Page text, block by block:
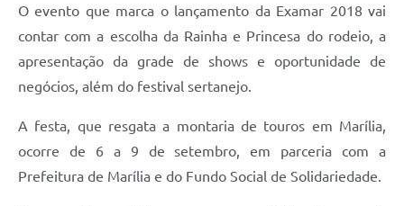
O evento que marca o lançamento da Examar 2018 vai
contar com a escolha da Rainha e Princesa do rodeio, a
apresentação da grade de shows e oportunidade de
negócios, além do festival sertanejo.
A festa, que resgata a montaria de touros em Marília,
ocorre de 6 a 9 de setembro, em parceria com a
Prefeitura de Marília e do Fundo Social de Solidariedade.